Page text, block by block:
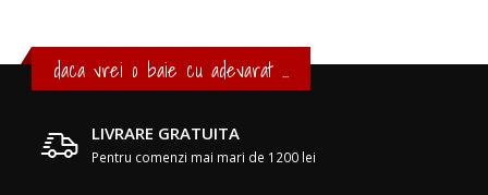
daca vrei o baie cu adevarat ...
LIVRARE GRATUITA
Pentru comenzi mai mari de 1200 lei